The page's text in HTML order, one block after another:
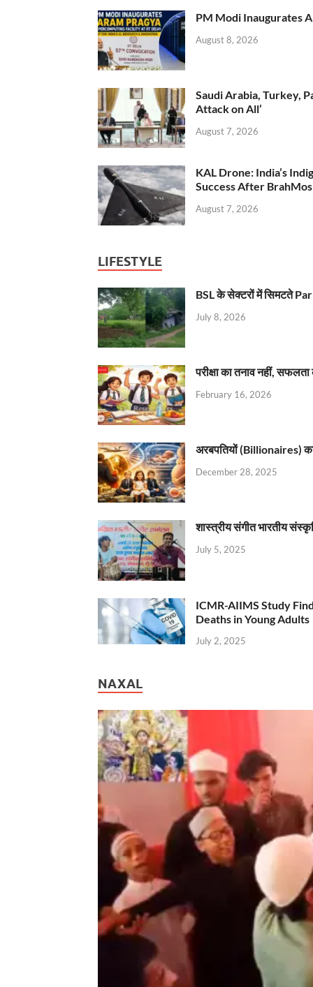
PM Modi Inaugurates
August 8, 2026
Saudi Arabia, Turkey,
Attack on All’
August 7, 2026
KAL Drone: India’s
Success After BrahMos
August 7, 2026
LIFESTYLE
BSL के सेक्टरों में सिमटते
July 8, 2026
परीक्षा का तनाव नहीं,
February 16, 2026
अरबपतियों (Billionaires)
December 28, 2025
शास्त्रीय संगीत भारतीय
July 5, 2025
ICMR-AIIMS Study
Deaths in Young Adults
July 2, 2025
NAXAL